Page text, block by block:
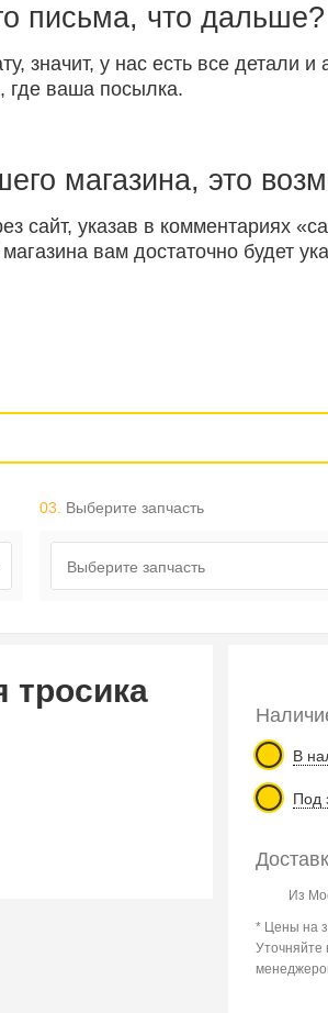
письма, что дальше?
значит, у нас есть все детали и
где ваша посылка.
магазина, это
сайт, указав в комментариях
вам достаточно будет
03. Выберите запчасть
Выберите запчасть
тросика
В
Под
Из
* Цены на
Уточняйте